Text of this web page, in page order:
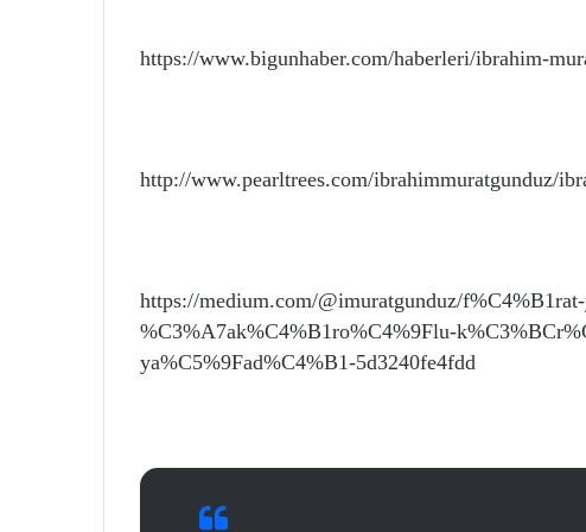
https://www.bigunhaber.com/haberleri/ibrahim-
http://www.pearltrees.com/ibrahimmuratgunduz/
https://medium.com/@imuratgunduz/
%C3%A7ak%C4%B1ro%C4%9Flu-
ya%C5%9Fad%C4%B1-5d3240fe4fdd